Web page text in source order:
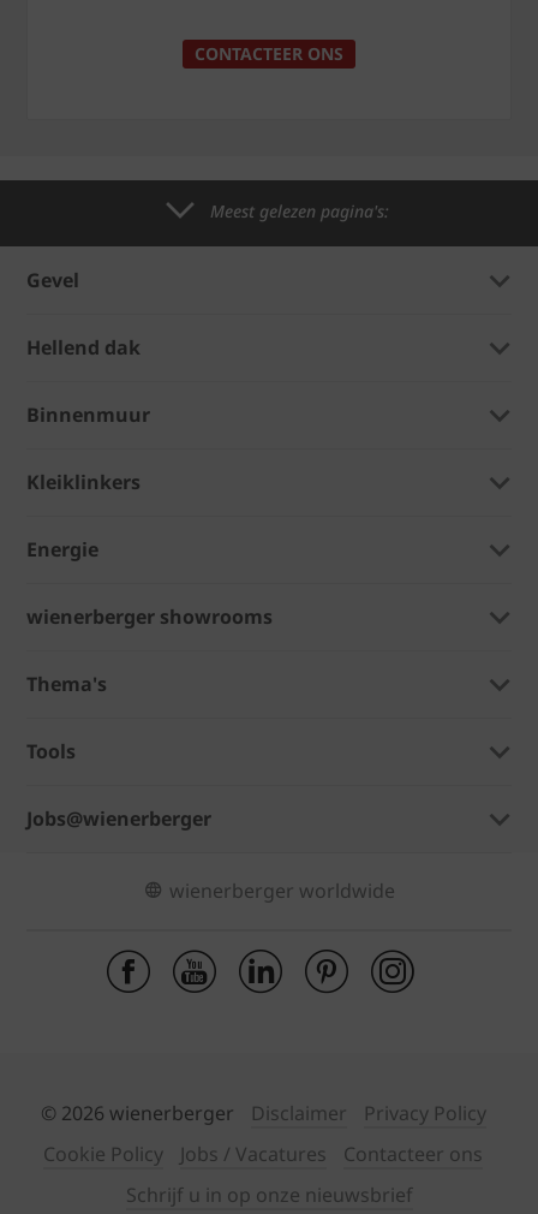
CONTACTEER ONS
Meest gelezen pagina's:
Gevel
Hellend dak
Binnenmuur
Kleiklinkers
Energie
wienerberger showrooms
Thema's
Tools
Jobs@wienerberger
wienerberger worldwide
© 2026 wienerberger Disclaimer
Privacy Policy
Cookie Policy
Jobs / Vacatures
Contacteer ons
Schrijf u in op onze nieuwsbrief